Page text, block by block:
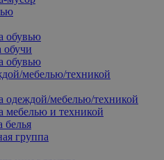
обувью
обувью
мебелью/техникой
одеждой/мебелью/техникой
мебелью и техникой
белья
группа